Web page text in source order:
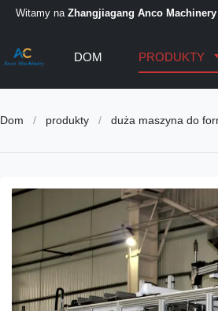
Witamy na Zhangjiagang Anco
DOM PRODUKTY
Dom / produkty / duża maszyna do